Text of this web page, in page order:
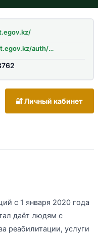
https://aleumet.egov.kz/auth/role-selection
🔐 Личный кабинет
с 1 января 2020 года
даёт людям с
реабилитации, услуги